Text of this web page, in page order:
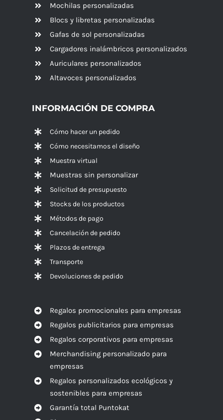
Mochilas personalizadas
Blocs y libretas personalizadas
Gafas de sol personalizadas
Cargadores inalámbricos personalizados
Auriculares personalizados
Altavoces personalizados
INFORMACIÓN DE COMPRA
Cómo hacer un pedido
Cómo necesitamos el diseño
Muestra virtual
Muestras sin personalizar
Solicitud de presupuesto
Stocks de los productos
Métodos de pago
Cancelación de pedido
Plazos de entrega
Transporte
Devoluciones de pedido
Regalos promocionales para empresas
Regalos publicitarios para empresas
Regalos corporativos para empresas
Merchandising personalizado para
empresas
Regalos personalizados ecológicos y
sostenibles para empresas
Garantía total Puntokat